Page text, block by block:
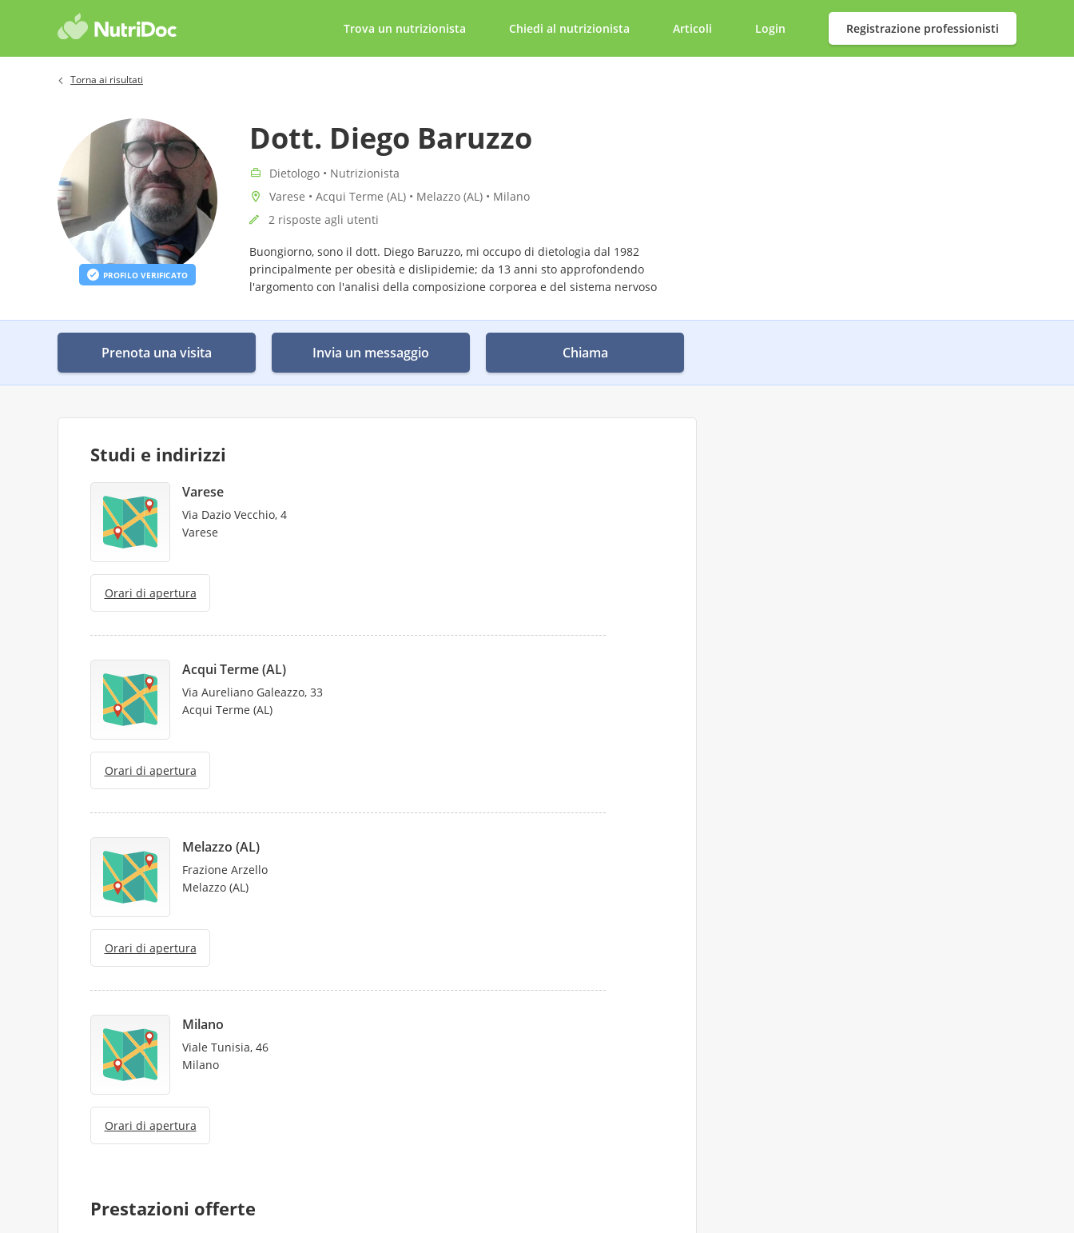
Trova un nutrizionista Chiedi al nutrizionista Articoli Login Registrazione professionisti
Torna ai risultati
PROFILO VERIFICATO
Dott. Diego Baruzzo
Dietologo • Nutrizionista
Varese • Acqui Terme (AL) • Melazzo (AL) • Milano
2 risposte agli utenti
Buongiorno, sono il dott. Diego Baruzzo, mi occupo di dietologia dal 1982
principalmente per obesità e dislipidemie; da 13 anni sto approfondendo
l'argomento con l'analisi della composizione corporea e del sistema nervoso
Prenota una visita Invia un messaggio Chiama
Studi e indirizzi
Varese
Via Dazio Vecchio, 4
Varese
Orari di apertura
Acqui Terme (AL)
Via Aureliano Galeazzo, 33
Acqui Terme (AL)
Orari di apertura
Melazzo (AL)
Frazione Arzello
Melazzo (AL)
Orari di apertura
Milano
Viale Tunisia, 46
Milano
Orari di apertura
Prestazioni offerte